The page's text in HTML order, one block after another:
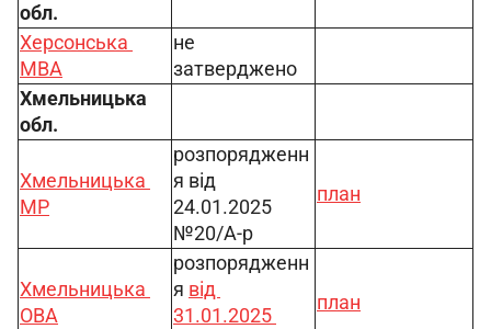
обл.
Херсонська
МВА
не
затверджено
Хмельницька
обл.
Хмельницька
МР
розпорядженн
я від
24.01.2025
№20/А-р
план
Хмельницька
ОВА
розпорядженн
я від
31.01.2025
план